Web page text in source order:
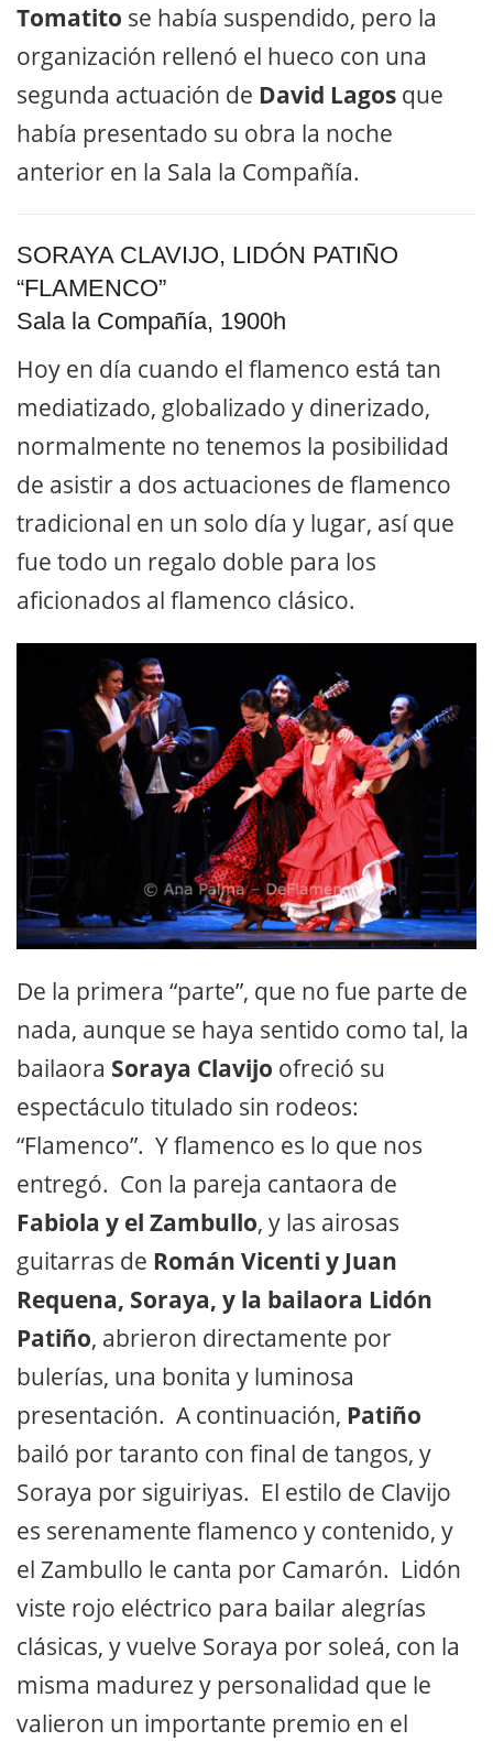
Tomatito se había suspendido, pero la
organización rellenó el hueco con una
segunda actuación de David Lagos que
había presentado su obra la noche
anterior en la Sala la Compañía.
SORAYA CLAVIJO, LIDÓN PATIÑO
“FLAMENCO”
Sala la Compañía, 1900h
Hoy en día cuando el flamenco está tan
mediatizado, globalizado y dinerizado,
normalmente no tenemos la posibilidad
de asistir a dos actuaciones de flamenco
tradicional en un solo día y lugar, así que
fue todo un regalo doble para los
aficionados al flamenco clásico.
De la primera “parte”, que no fue parte de
nada, aunque se haya sentido como tal, la
bailaora Soraya Clavijo ofreció su
espectáculo titulado sin rodeos:
“Flamenco”. Y flamenco es lo que nos
entregó. Con la pareja cantaora de
Fabiola y el Zambullo, y las airosas
guitarras de Román Vicenti y Juan
Requena, Soraya, y la bailaora Lidón
Patiño, abrieron directamente por
bulerías, una bonita y luminosa
presentación. A continuación, Patiño
bailó por taranto con final de tangos, y
Soraya por siguiriyas. El estilo de Clavijo
es serenamente flamenco y contenido, y
el Zambullo le canta por Camarón. Lidón
viste rojo eléctrico para bailar alegrías
clásicas, y vuelve Soraya por soleá, con la
misma madurez y personalidad que le
valieron un importante premio en el